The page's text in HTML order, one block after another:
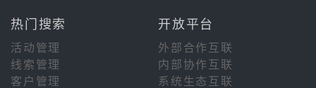
热门搜索 开放平台
活动管理
外部合作互联
线索管理
内部协作互联
客户管理
系统生态互联